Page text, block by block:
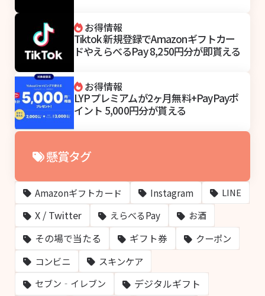
お得情報
Tiktok 新規登録でAmazonギフトカー
ドやえらべるPay 8,250円分が即貰える
お得情報
LYPプレミアムが2ヶ月無料+PayPayポ
イント 5,000円分が貰える
懸賞タグ
Amazonギフトカード Instagram LINE
X / Twitter えらべるPay お酒
その場で当たる ギフト券
クーポン
コンビニ
スキンケア
セブン‐イレブン デジタルギフト